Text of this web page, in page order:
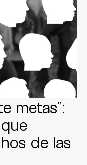
metas”:
de las